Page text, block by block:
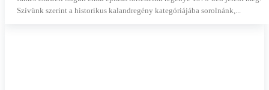
Szívünk szerint a historikus kalandregény kategóriájába sorolnánk,...